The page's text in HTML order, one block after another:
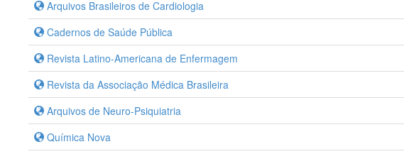
Arquivos Brasileiros de Cardiologia
Cadernos de Saúde Pública
Revista Latino-Americana de Enfermagem
Revista da Associação Médica Brasileira
Arquivos de Neuro-Psiquiatria
Química Nova